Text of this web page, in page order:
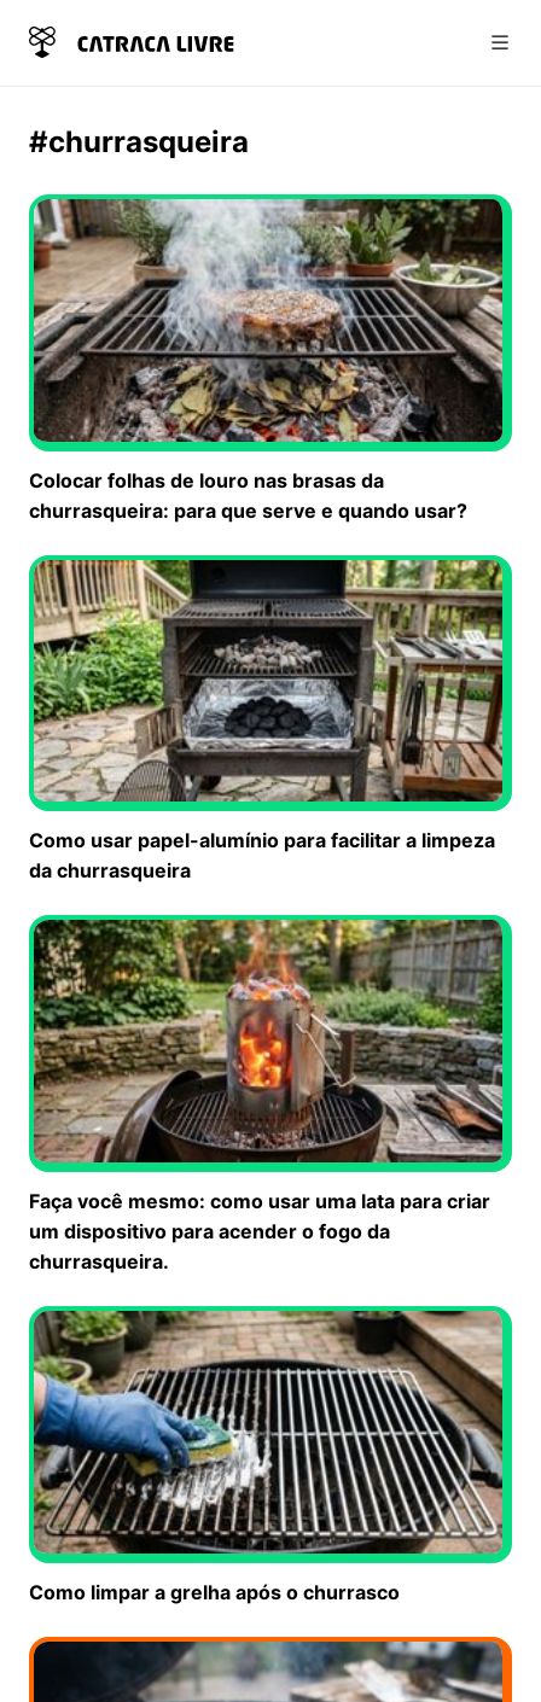
#churrasqueira
Colocar folhas de louro nas brasas da
churrasqueira: para que serve e quando usar?
Como usar papel-alumínio para facilitar a limpeza
da churrasqueira
Faça você mesmo: como usar uma lata para criar
um dispositivo para acender o fogo da
churrasqueira.
Como limpar a grelha após o churrasco